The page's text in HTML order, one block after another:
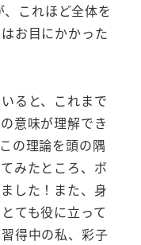
これほど全体を
お目にかかった
ると、これまで
意味が理解でき
の理論を頭の隅
みたところ、ボ
した！また、身
ても役に立って
得中の私、彩子